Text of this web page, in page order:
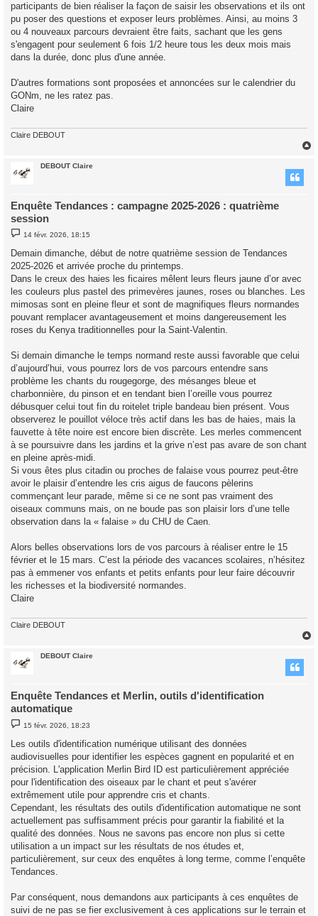
participants de bien réaliser la façon de saisir les observations et ils ont
pu poser des questions et exposer leurs problèmes. Ainsi, au moins 3
ou 4 nouveaux parcours devraient être faits, sachant que les gens
s'engagent pour seulement 6 fois 1/2 heure tous les deux mois mais
dans la durée, donc plus d'une année.
D'autres formations sont proposées et annoncées sur le calendrier du
GONm, ne les ratez pas.
Claire
Claire DEBOUT
DEBOUT Claire
Enquête Tendances : campagne 2025-2026 : quatrième
session
M
e
s
a
e
14 févr. 2026, 18:15
Demain dimanche, début de notre quatrième session de Tendances
2025-2026 et arrivée proche du printemps.
Dans le creux des haies les ficaires mêlent leurs fleurs jaune d’or avec
les couleurs plus pastel des primevères jaunes, roses ou blanches. Les
mimosas sont en pleine fleur et sont de magnifiques fleurs normandes
pouvant remplacer avantageusement et moins dangereusement les
roses du Kenya traditionnelles pour la Saint-Valentin.
Si demain dimanche le temps normand reste aussi favorable que celui
d’aujourd’hui, vous pourrez lors de vos parcours entendre sans
problème les chants du rougegorge, des mésanges bleue et
charbonnière, du pinson et en tendant bien l’oreille vous pourrez
débusquer celui tout fin du roitelet triple bandeau bien présent. Vous
observerez le pouillot véloce très actif dans les bas de haies, mais la
fauvette à tête noire est encore bien discrète. Les merles commencent
à se poursuivre dans les jardins et la grive n’est pas avare de son chant
en pleine après-midi.
Si vous êtes plus citadin ou proches de falaise vous pourrez peut-être
avoir le plaisir d’entendre les cris aigus de faucons pèlerins
commençant leur parade, même si ce ne sont pas vraiment des
oiseaux communs mais, on ne boude pas son plaisir lors d’une telle
observation dans la « falaise » du CHU de Caen.
Alors belles observations lors de vos parcours à réaliser entre le 15
février et le 15 mars. C’est la période des vacances scolaires, n’hésitez
pas à emmener vos enfants et petits enfants pour leur faire découvrir
les richesses et la biodiversité normandes.
Claire
Claire DEBOUT
DEBOUT Claire
Enquête Tendances et Merlin, outils d'identification
automatique
M
e
s
a
g
e
15 févr. 2026, 18:23
Les outils d'identification numérique utilisant des données
audiovisuelles pour identifier les espèces gagnent en popularité et en
précision. L'application Merlin Bird ID est particulièrement appréciée
pour l'identification des oiseaux par le chant et peut s'avérer
extrêmement utile pour apprendre cris et chants.
Cependant, les résultats des outils d'identification automatique ne sont
actuellement pas suffisamment précis pour garantir la fiabilité et la
qualité des données. Nous ne savons pas encore non plus si cette
utilisation a un impact sur les résultats de nos études et,
particulièrement, sur ceux des enquêtes à long terme, comme l’enquête
Tendances.
Par conséquent, nous demandons aux participants à ces enquêtes de
suivi de ne pas se fier exclusivement à ces applications sur le terrain et